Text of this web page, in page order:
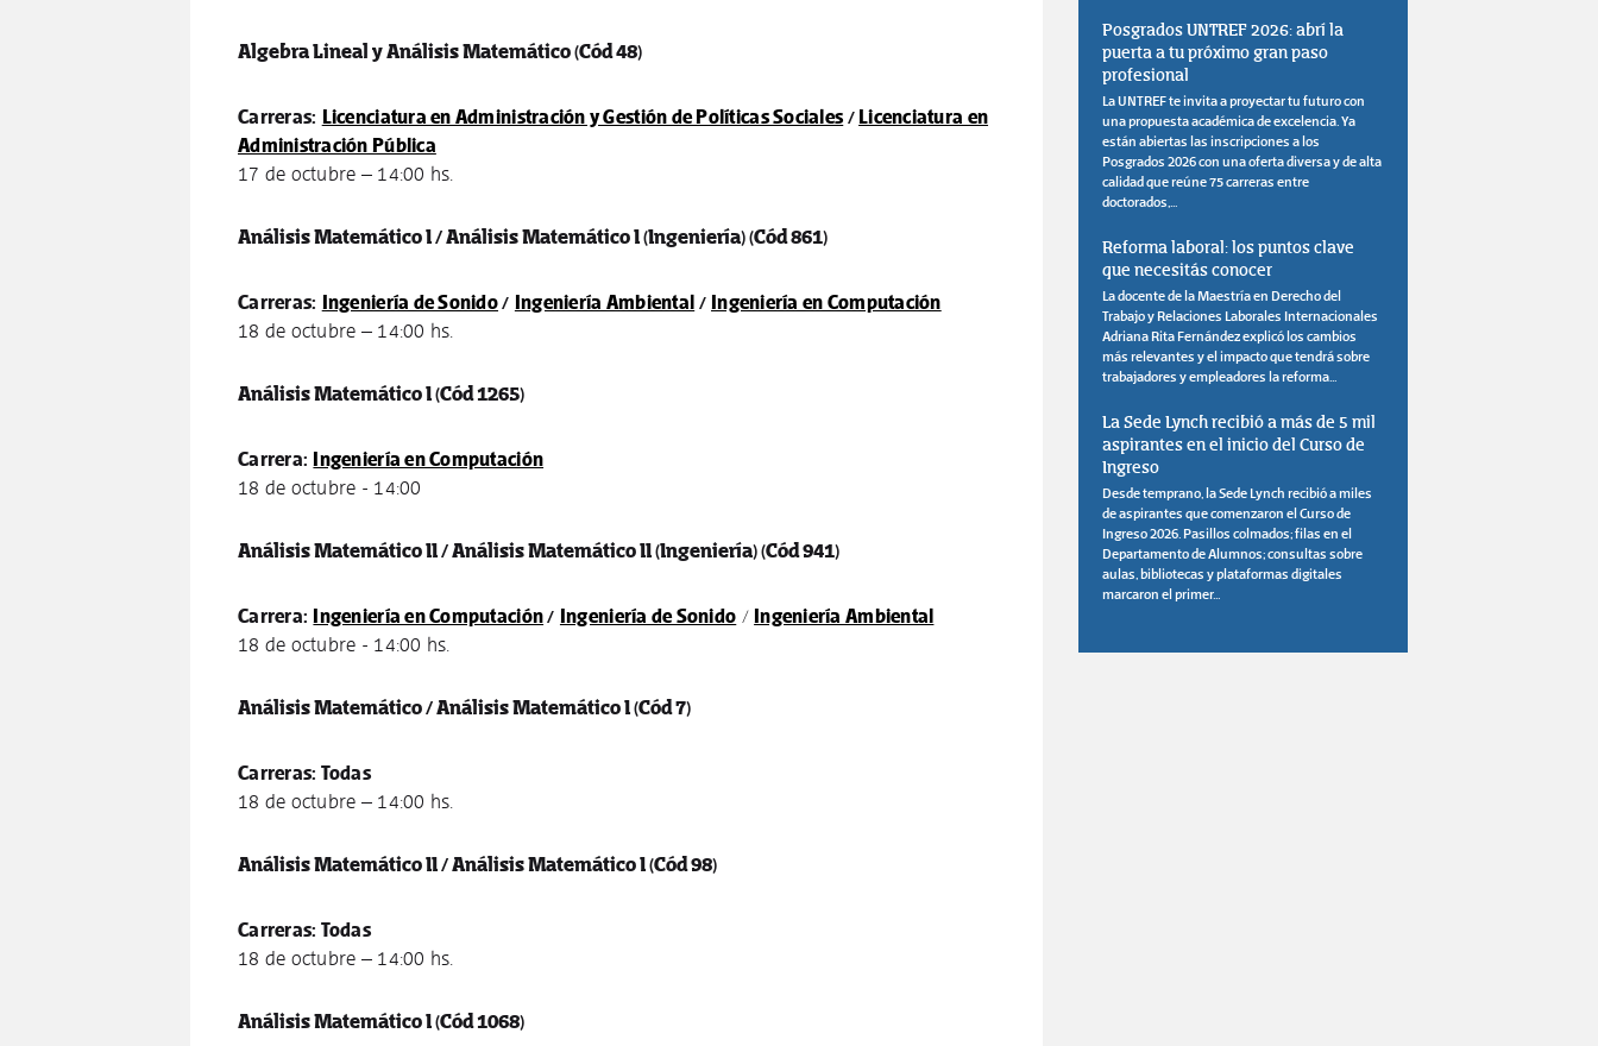
Algebra Lineal y Análisis Matemático(Cód 48)
Carreras: Licenciatura en Administración y Gestión de Políticas Sociales / Licenciatura en
Administración Pública
17 de octubre – 14:00 hs.
Análisis Matemático I / Análisis Matemático I (Ingeniería)(Cód 861)
Carreras: Ingeniería de Sonido/ Ingeniería Ambiental / Ingeniería en Computación
18 de octubre – 14:00 hs.
Análisis Matemático I(Cód 1265)
Carrera: Ingeniería en Computación
18 de octubre - 14:00
Análisis Matemático II / Análisis Matemático II (Ingeniería)(Cód 941)
Carrera: Ingeniería en Computación/ Ingeniería de Sonido / Ingeniería Ambiental
18 de octubre - 14:00 hs.
Análisis Matemático / Análisis Matemático I(Cód 7)
Carreras: Todas
18 de octubre – 14:00 hs.
Análisis Matemático II / Análisis Matemático I(Cód 98)
Carreras: Todas
18 de octubre – 14:00 hs.
Análisis Matemático I(Cód 1068)
Posgrados UNTREF 2026: abrí la
puerta a tu próximo gran paso
profesional
La UNTREF te invita a proyectar tu futuro con
una propuesta académica de excelencia. Ya
están abiertas las inscripciones a los
Posgrados 2026 con una oferta diversa y de alta
calidad que reúne 75 carreras entre
doctorados,...
Reforma laboral: los puntos clave
que necesitás conocer
La docente de la Maestría en Derecho del
Trabajo y Relaciones Laborales Internacionales
Adriana Rita Fernández explicó los cambios
más relevantes y el impacto que tendrá sobre
trabajadores y empleadores la reforma...
La Sede Lynch recibió a más de 5 mil
aspirantes en el inicio del Curso de
Ingreso
Desde temprano, la Sede Lynch recibió a miles
de aspirantes que comenzaron el Curso de
Ingreso 2026. Pasillos colmados; filas en el
Departamento de Alumnos; consultas sobre
aulas, bibliotecas y plataformas digitales
marcaron el primer...